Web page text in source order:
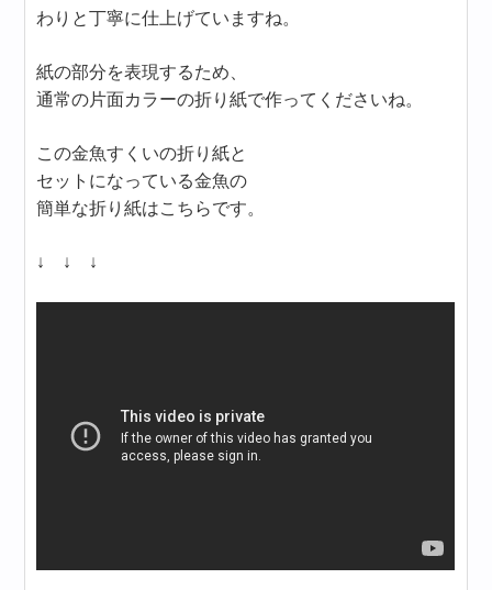
わりと丁寧に仕上げていますね。
紙の部分を表現するため、
通常の片面カラーの折り紙で作ってくださいね。
この金魚すくいの折り紙と
セットになっている金魚の
簡単な折り紙はこちらです。
↓ ↓ ↓